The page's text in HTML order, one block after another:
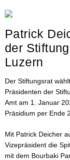
Patrick
der
Luzern
Der Stiftungsrat
Präsidenten der
Amt am 1. Januar
Präsidium per Ende
Mit Patrick Deicher
Vizepräsident die
mit dem Bourbaki